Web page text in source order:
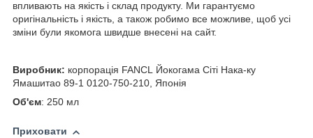
впливають на якість і склад продукту. Ми гарантуємо
оригінальність і якість, а також робимо все можливе, щоб усі
зміни були якомога швидше внесені на сайт.
Виробник: корпорація FANCL Йокогама Сіті Нака-ку
Ямашитао 89-1 0120-750-210, Японія
Об'єм: 250 мл
Приховати